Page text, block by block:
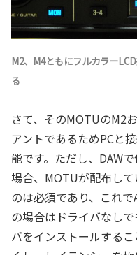
M2、M4ともにフルカラー
る
さて、そのMOTUのM2
アントであるためPCと
能です。ただし、DAW
場合、MOTUが配布し
のは必須であり、これ
の場合はドライバなし
バをインストールする